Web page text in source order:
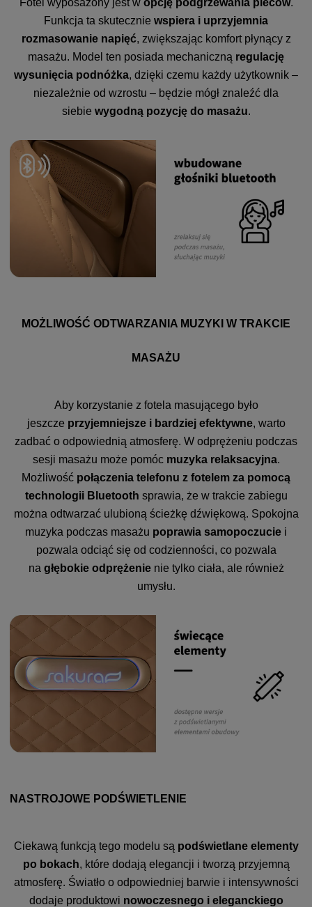
Fotel wyposażony jest w opcję podgrzewania pleców.
Funkcja ta skutecznie wspiera i uprzyjemnia
rozmasowanie napięć, zwiększając komfort płynący z
masażu. Model ten posiada mechaniczną regulację
wysunięcia podnóżka, dzięki czemu każdy użytkownik –
niezależnie od wzrostu – będzie mógł znaleźć dla
siebie wygodną pozycję do masażu.
MOŻLIWOŚĆ ODTWARZANIA MUZYKI W TRAKCIE
MASAŻU
Aby korzystanie z fotela masującego było
jeszcze przyjemniejsze i bardziej efektywne, warto
zadbać o odpowiednią atmosferę. W odprężeniu podczas
sesji masażu może pomóc muzyka relaksacyjna.
Możliwość połączenia telefonu z fotelem za pomocą
technologii Bluetooth sprawia, że w trakcie zabiegu
można odtwarzać ulubioną ścieżkę dźwiękową. Spokojna
muzyka podczas masażu poprawia samopoczucie i
pozwala odciąć się od codzienności, co pozwala
na głębokie odprężenienie tylko ciała, ale również
umysłu.
NASTROJOWE PODŚWIETLENIE
Ciekawą funkcją tego modelu są podświetlane elementy
po bokach, które dodają elegancji i tworzą przyjemną
atmosferę. Światło o odpowiedniej barwie i intensywności
dodaje produktowi nowoczesnego i eleganckiego